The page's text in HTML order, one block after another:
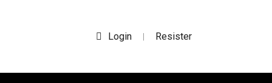
Login | Resister